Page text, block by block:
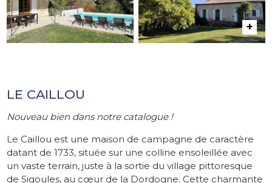
LE CAILLOU
Nouveau bien dans notre catalogue !
Le Caillou est une maison de campagne de caractère
datant de 1733, située sur une colline ensoleillée avec
un vaste terrain, juste à la sortie du village pittoresque
de Sigoules, au cœur de la Dordogne. Cette charmante